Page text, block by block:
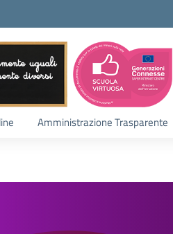
Amministrazione Trasparente